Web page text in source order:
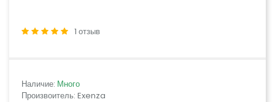
1 отзыв
Наличие: Много
Произвоитель: Exenza